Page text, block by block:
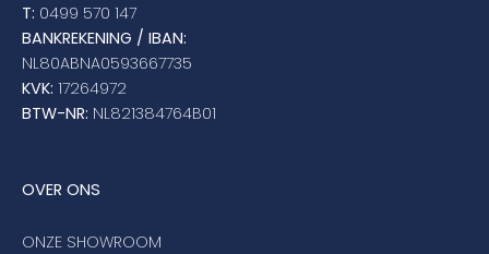
T: 0499 570 147
BANKREKENING / IBAN:
NL80ABNA0593667735
KVK: 17264972
BTW-NR: NL821384764B01
OVER ONS
ONZE SHOWROOM